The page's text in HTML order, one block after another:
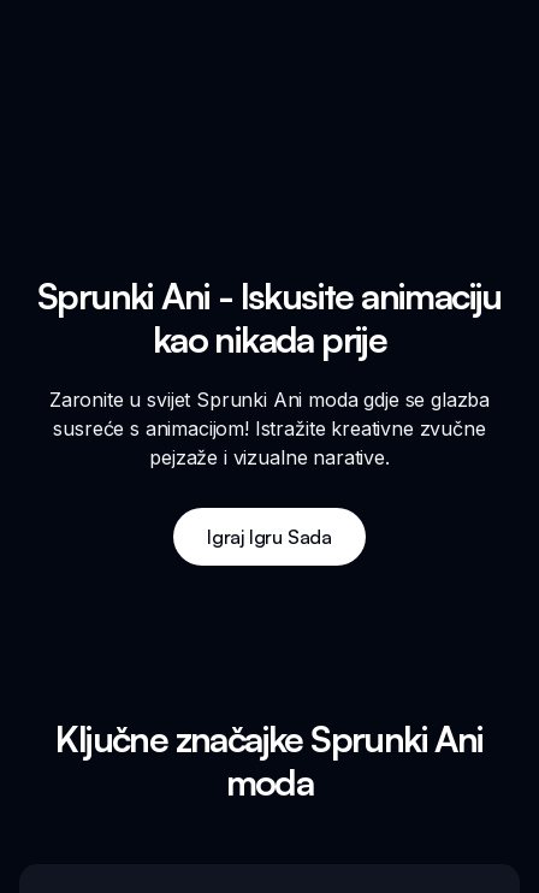
Sprunki Ani - Iskusite animaciju
kao nikada prije
Zaronite u svijet Sprunki Ani moda gdje se glazba
susreće s animacijom! Istražite kreativne zvučne
pejzaže i vizualne narative.
Igraj Igru Sada
Ključne značajke Sprunki Ani
moda